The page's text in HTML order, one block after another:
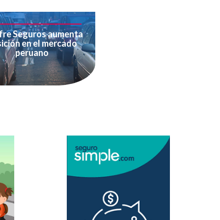
Seguros aumenta
en el mercado
peruano